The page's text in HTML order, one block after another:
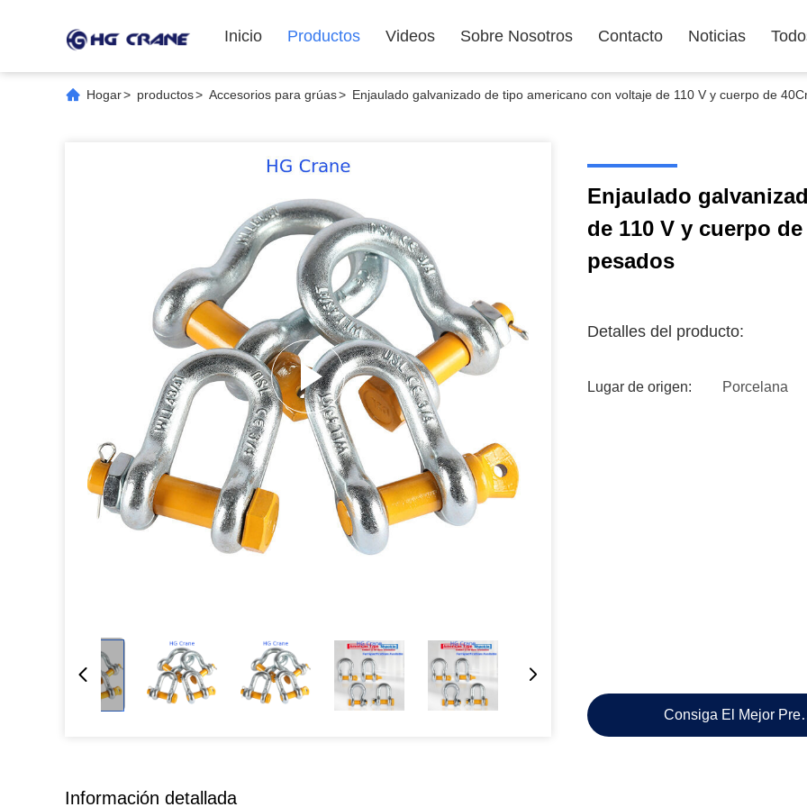
Inicio Productos Videos Sobre Nosotros Contacto Noticias
Hogar> productos> Accesorios para grúas> Enjaulado galvanizado de tipo americano con voltaje de 110 V y cuerpo de
Enjaulado
de 110 V y cuerpo
pesados
Detalles del producto:
Lugar de origen: Porcelana
Consiga El Mejor
Información detallada